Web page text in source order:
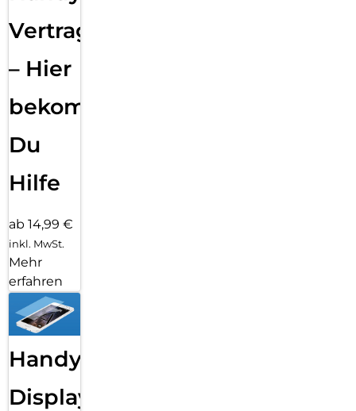
Vertragsabwicklung
– Hier
bekommst
Du
Hilfe
ab 14,99 €
inkl. MwSt.
Mehr
erfahren
Handy
Displayfolie